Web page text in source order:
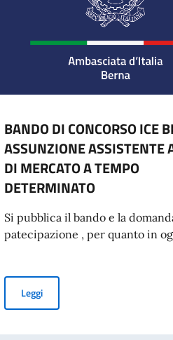
BANDO DI CONCORSO ICE
ASSUNZIONE ASSISTENTE
DI MERCATO A TEMPO
DETERMINATO
Si pubblica il bando e la
patecipazione , per quanto in
LeggiBANDO DI CONCORSO ICE